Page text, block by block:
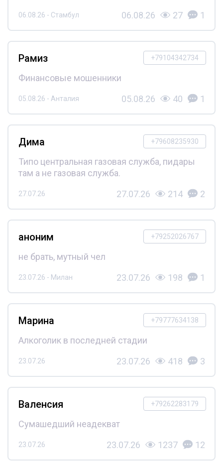
06.08.26 - Стамбул 06.08.26 27 1
+79104342734
Рамиз
Финансовые мошенники
05.08.26 - Анталия 05.08.26 40 1
+79608235930
Дима
Типо центральная газовая служба, пидары
там а не газовая служба.
27.07.26 27.07.26 214 2
+79252026767
аноним
не брать, мутный чел
23.07.26 - Милан 23.07.26 198 1
+79777634138
Марина
Алкоголик в последней стадии
23.07.26 23.07.26 418 3
+79262283179
Валенсия
Сумашедший неадекват
23.07.26 23.07.26 1237 12